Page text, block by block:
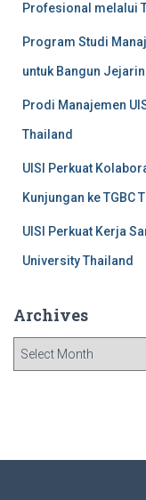
Profesional melalui
Program Studi
untuk Bangun
Prodi Manajemen
Thailand
UISI Perkuat
Kunjungan ke TGBC
UISI Perkuat Kerja
University Thailand
Archives